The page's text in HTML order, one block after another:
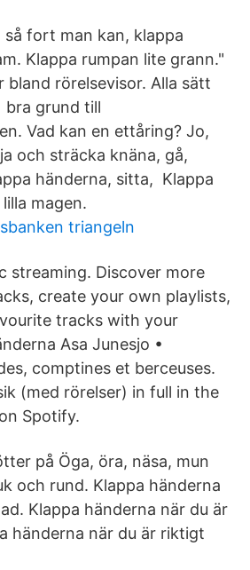
så fort man kan, klappa
Klappa rumpan lite grann."
bland rörelsevisor. Alla sätt
grund till
Vad kan en ettåring? Jo,
och sträcka knäna, gå,
händerna, sitta, Klappa
magen.
triangeln
streaming. Discover more
create your own playlists,
tracks with your
Asa Junesjo •
comptines et berceuses.
(med rörelser) in full in the
Spotify.
på Öga, öra, näsa, mun
och rund. Klappa händerna
Klappa händerna när du är
händerna när du är riktigt